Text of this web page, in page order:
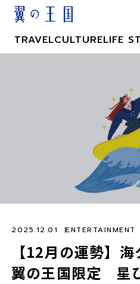
TRAVELCULTURELIFE
【12月の運勢】
翼の王国限定 星
2025.12.01 ENTERTAINMENT